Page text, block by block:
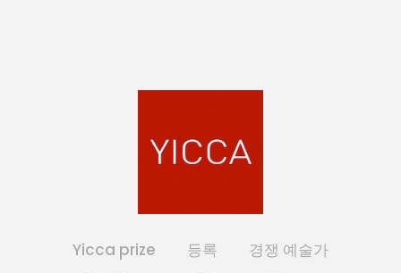
Yicca prize 등록 경쟁 예술가